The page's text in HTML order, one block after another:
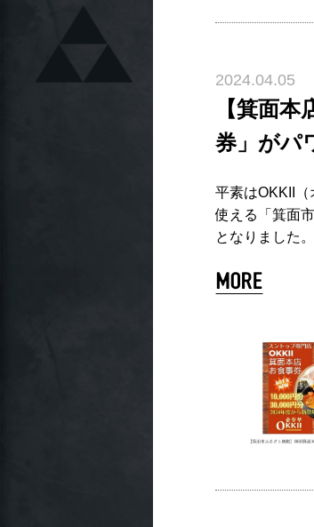
2024.04.05
【箕面
券」がパ
平素はOKKII
使える「箕面
となりました